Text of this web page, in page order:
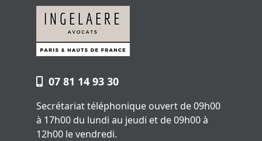
07 81 14 93 30
Secrétariat téléphonique ouvert de 09h00
à 17h00 du lundi au jeudi et de 09h00 à
12h00 le vendredi.